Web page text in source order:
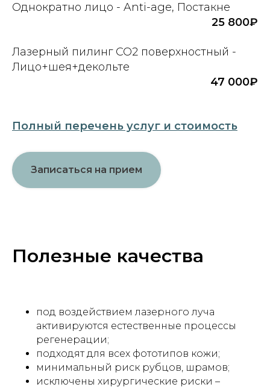
Однократно лицо - Anti-age, Постакне
25 800₽
Лазерный пилинг CO2 поверхностный -
Лицо+шея+декольте
47 000₽
Полный перечень услуг и стоимость
Записаться на прием
Полезные качества
под воздействием лазерного луча
активируются естественные процессы
регенерации;
подходят для всех фототипов кожи;
минимальный риск рубцов, шрамов;
исключены хирургические риски –